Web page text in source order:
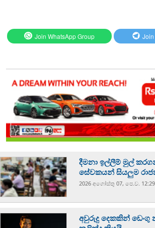
Join WhatsApp Group
දීමනා ඉල්ලීම් මුල්
සේවකයන් සියලුම
2026 අගෝස්‍තු 07, පෙ.ව. 12:29
අවුරුදු දෙකකින්